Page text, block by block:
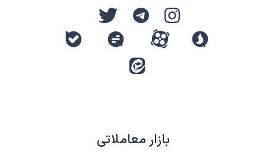
بازار معاملاتی